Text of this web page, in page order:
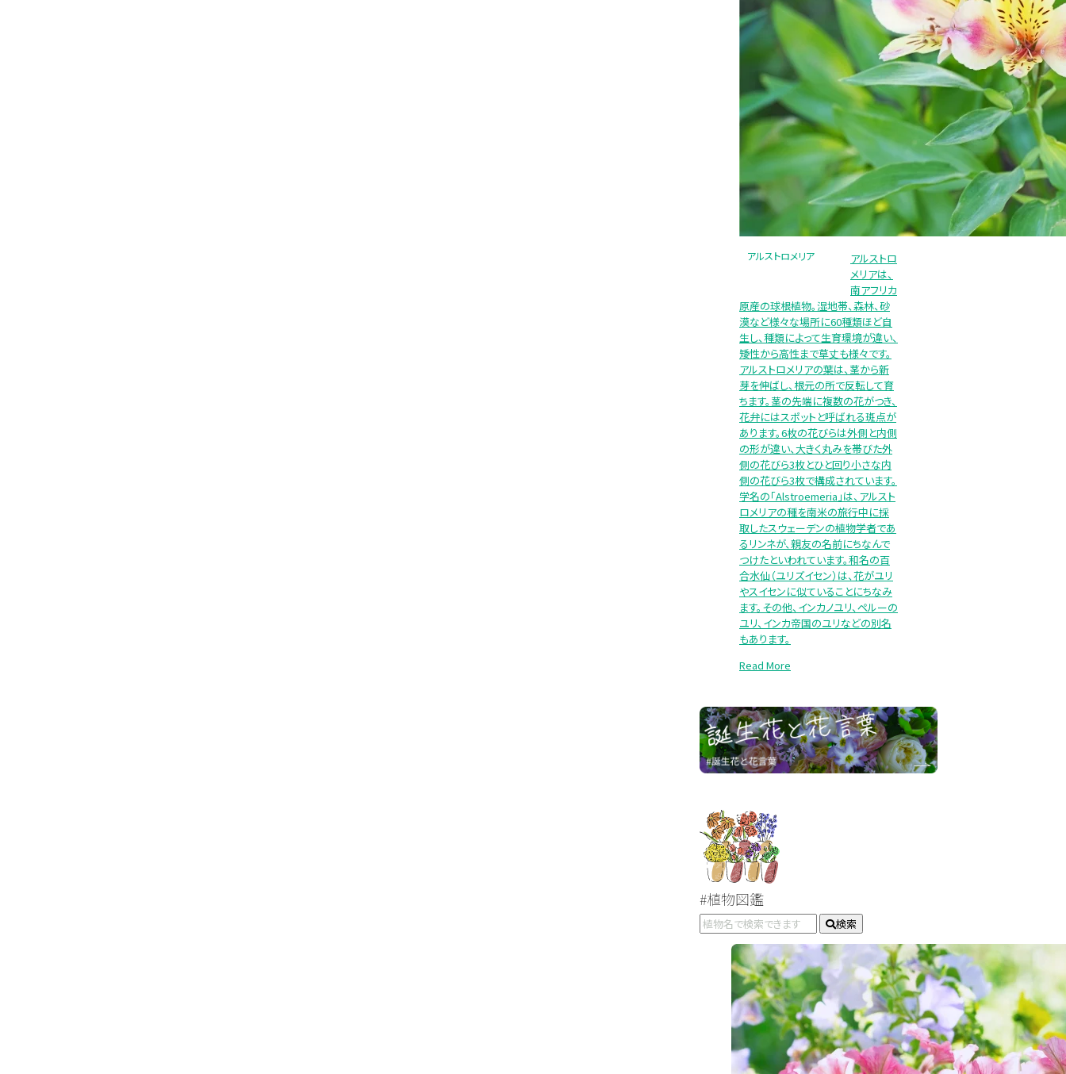
アルストロメリア
アルストロ
メリアは、
南アフリカ
原産の球根植物。湿地帯、森林、砂
漠など様々な場所に60種類ほど自
生し、種類によって生育環境が違い、
矮性から高性まで草丈も様々です。
アルストロメリアの葉は、茎から新
芽を伸ばし、根元の所で反転して育
ちます。茎の先端に複数の花がつき、
花弁にはスポットと呼ばれる斑点が
あります。6枚の花びらは外側と内側
の形が違い、大きく丸みを帯びた外
側の花びら3枚とひと回り小さな内
側の花びら3枚で構成されています。
学名の「Alstroemeria」は、アルスト
ロメリアの種を南米の旅行中に採
取したスウェーデンの植物学者であ
るリンネが、親友の名前にちなんで
つけたといわれています。和名の百
合水仙（ユリズイセン）は、花がユリ
やスイセンに似ていることにちなみ
ます。その他、インカノユリ、ペルーの
ユリ、インカ帝国のユリなどの別名
もあります。
Read More
#植物図鑑
検索